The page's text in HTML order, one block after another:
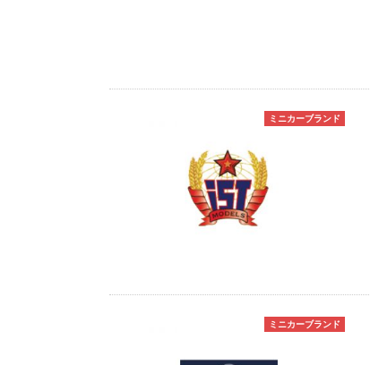
ミニカーブランド
ミニカーブランド